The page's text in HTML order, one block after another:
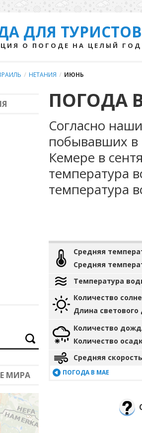
ДЛЯ ТУРИСТОВ
О ПОГОДЕ НА ЦЕЛЫЙ ГОД
/ НЕТАНИЯ / ИЮНЬ
МИРА
ПОГОДА
Согласно
побывавших в
Кемере в
температура
температура
Средняя
Средняя
Температура
Количество
Длина светового
Количество
Количество
Средняя
ПОГОДА В МАЕ